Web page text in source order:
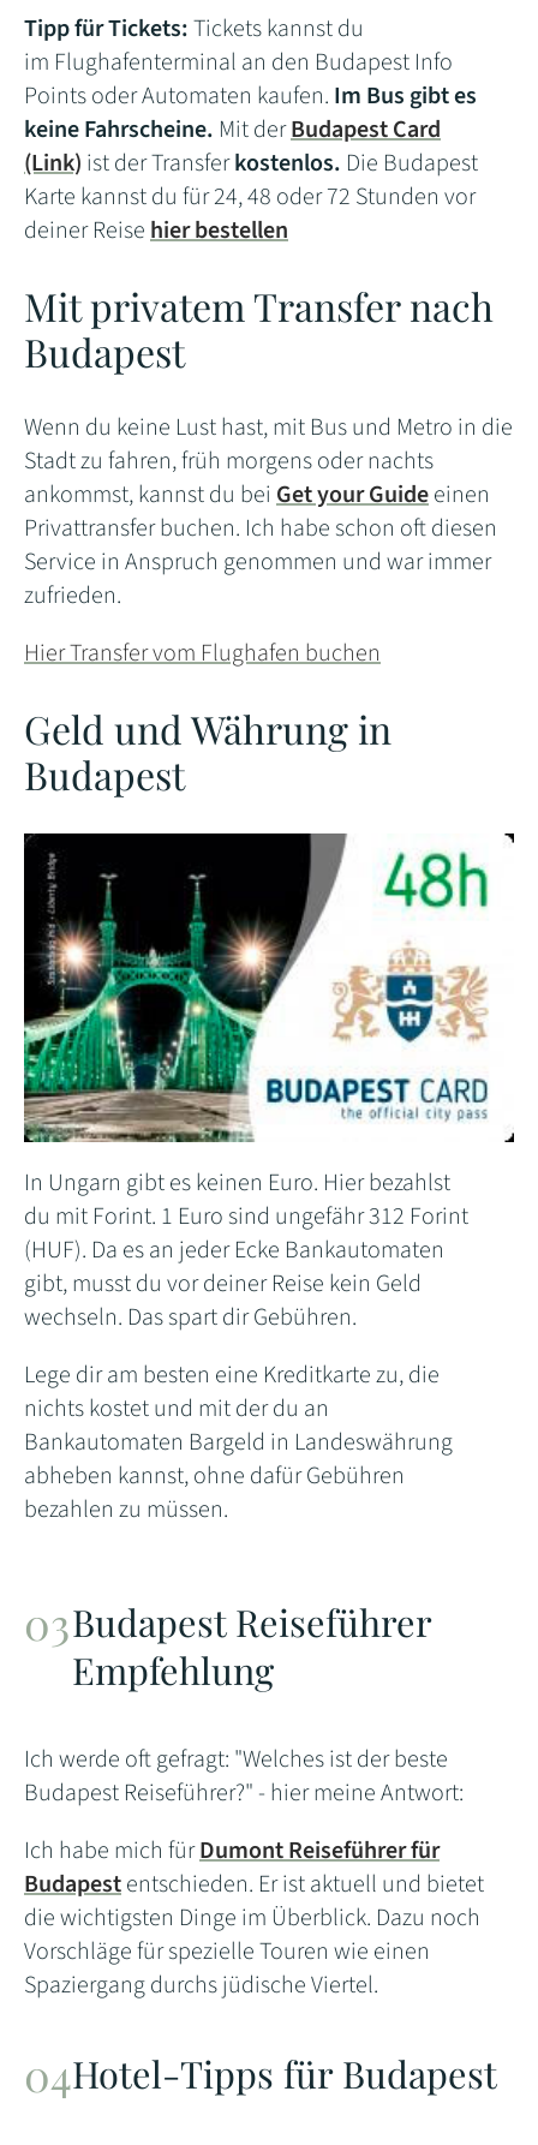
Tipp für Tickets:Tickets kannst du
im Flughafenterminal an den Budapest Info
Points oder Automaten kaufen. Im Bus gibt es
keine Fahrscheine. Mit derBudapest Card
(Link) ist der Transferkostenlos. Die Budapest
Karte kannst du für 24, 48 oder 72 Stunden vor
deiner Reisehier bestellen
Mit privatem Transfer nach
Budapest
Wenn du keine Lust hast, mit Bus und Metro in die
Stadt zu fahren, früh morgens oder nachts
ankommst, kannst du bei Get your Guideeinen
Privattransfer buchen. Ich habe schon oft diesen
Service in Anspruch genommen und war immer
zufrieden.
Hier Transfer vom Flughafen buchen
Geld und Währung in
Budapest
In Ungarn gibt es keinen Euro. Hier bezahlst
du mit Forint. 1 Euro sind ungefähr 312 Forint
(HUF). Da es an jeder Ecke Bankautomaten
gibt, musst du vor deiner Reise kein Geld
wechseln. Das spart dir Gebühren.
Lege dir am besten eine Kreditkarte zu, die
nichts kostet und mit der du an
Bankautomaten Bargeld in Landeswährung
abheben kannst, ohne dafür Gebühren
bezahlen zu müssen.
Budapest Reiseführer
Empfehlung
Ich werde oft gefragt: "Welches ist der beste
Budapest Reiseführer?" - hier meine Antwort:
Ich habe mich fürDumont Reiseführer für
Budapestentschieden. Er ist aktuell und bietet
die wichtigsten Dinge im Überblick. Dazu noch
Vorschläge für spezielle Touren wie einen
Spaziergang durchs jüdische Viertel.
Hotel-Tipps für Budapest